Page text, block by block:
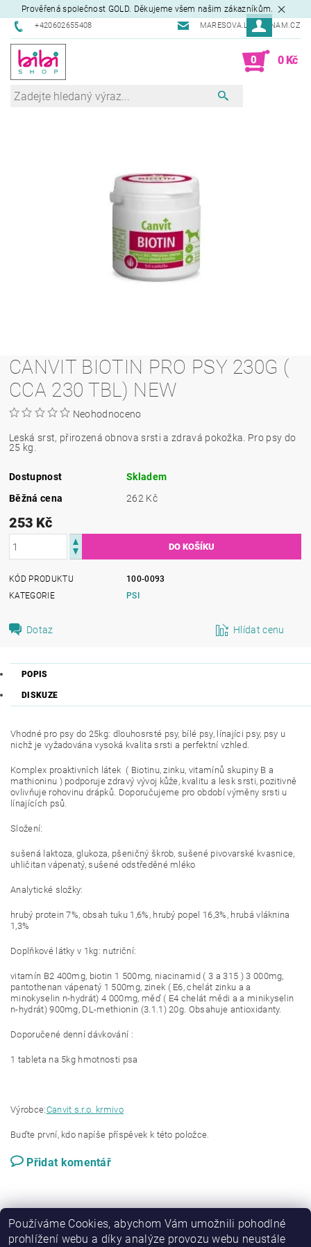
Prověřená společnost GOLD. Děkujeme všem našim zákazníkům.
+420602655408 MARESOVA.L@SEZNAM.CZ
0 0 Kč
CANVIT BIOTIN PRO PSY 230G (
CCA 230 TBL) NEW
Neohodnoceno
Leská srst, přirozená obnova srsti a zdravá pokožka. Pro psy do
25 kg.
Dostupnost
Skladem
Běžná cena
262 Kč
253 Kč
KÓD PRODUKTU
100-0093
KATEGORIE
PSI
Dotaz Hlídat cenu
POPIS
DISKUZE
Vhodné pro psy do 25kg: dlouhosrsté psy, bílé psy, línajíci psy, psy u
nichž je vyžadována vysoká kvalita srsti a perfektní vzhled.
Komplex proaktivních látek ( Biotinu, zinku, vitamínů skupiny B a
mathioninu ) podporuje zdravý vývoj kůže, kvalitu a lesk srsti, pozitivně
ovlivňuje rohovinu drápků. Doporučujeme pro období výměny srsti u
línajících psů.
Složení:
sušená laktoza, glukoza, pšeničný škrob, sušené pivovarské kvasnice,
uhličitan vápenatý, sušené odstředěné mléko
Analytické složky:
hrubý protein 7%, obsah tuku 1,6%, hrubý popel 16,3%, hrubá vláknina
1,3%
Doplňkové látky v 1kg: nutriční:
vitamín B2 400mg, biotin 1 500mg, niacinamid ( 3 a 315 ) 3 000mg,
pantothenan vápenatý 1 500mg, zinek ( E6, chelát zinku a a
minokyselin n-hydrát) 4 000mg, měď ( E4 chelát mědi a a minikyselin
n-hydrát) 900mg, DL-methionin (3.1.1) 20g. Obsahuje antioxidanty.
Doporučené denní dávkování :
1 tableta na 5kg hmotnosti psa
Výrobce:Canvit s.r.o. krmivo
Buďte první, kdo napíše příspěvek k této položce.
Přidat komentář
Používáme Cookies, abychom Vám umožnili pohodlné
prohlížení webu a díky analýze provozu webu neustále